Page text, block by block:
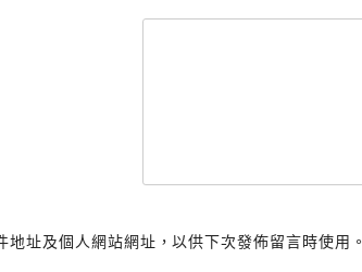
地址及個人網站網址，以供下次發佈留言時使用。